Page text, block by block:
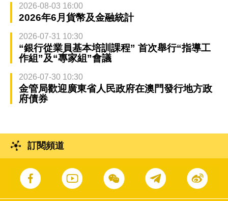
2026-08-03 16:00
2026年6月貨幣及金融統計
2026-07-31 10:30
“銀行從業員基本培訓課程” 首次舉行“指導工
作組”及“專家組”會議
2026-07-30 10:30
金管局歡迎廣東省人民政府在澳門發行地方政
府債券
訂閱頻道